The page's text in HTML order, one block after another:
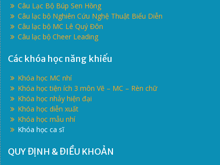
Câu Lạc Bộ Búp Sen Hồng
Câu lạc bộ Nghiên Cứu Nghệ Thuật Biểu Diễn
Câu lạc bộ MC Lê Quý Đôn
Câu lạc bộ Cheer Leading
Các khóa học năng khiếu
Khóa học MC nhí
Khóa học tiện ích 3 môn Vẽ – MC – Rèn chữ
Khóa học nhảy hiện đại
Khóa học diễn xuất
Khóa học mẫu nhí
Khóa học ca sĩ
QUY ĐỊNH & ĐIỀU KHOẢN